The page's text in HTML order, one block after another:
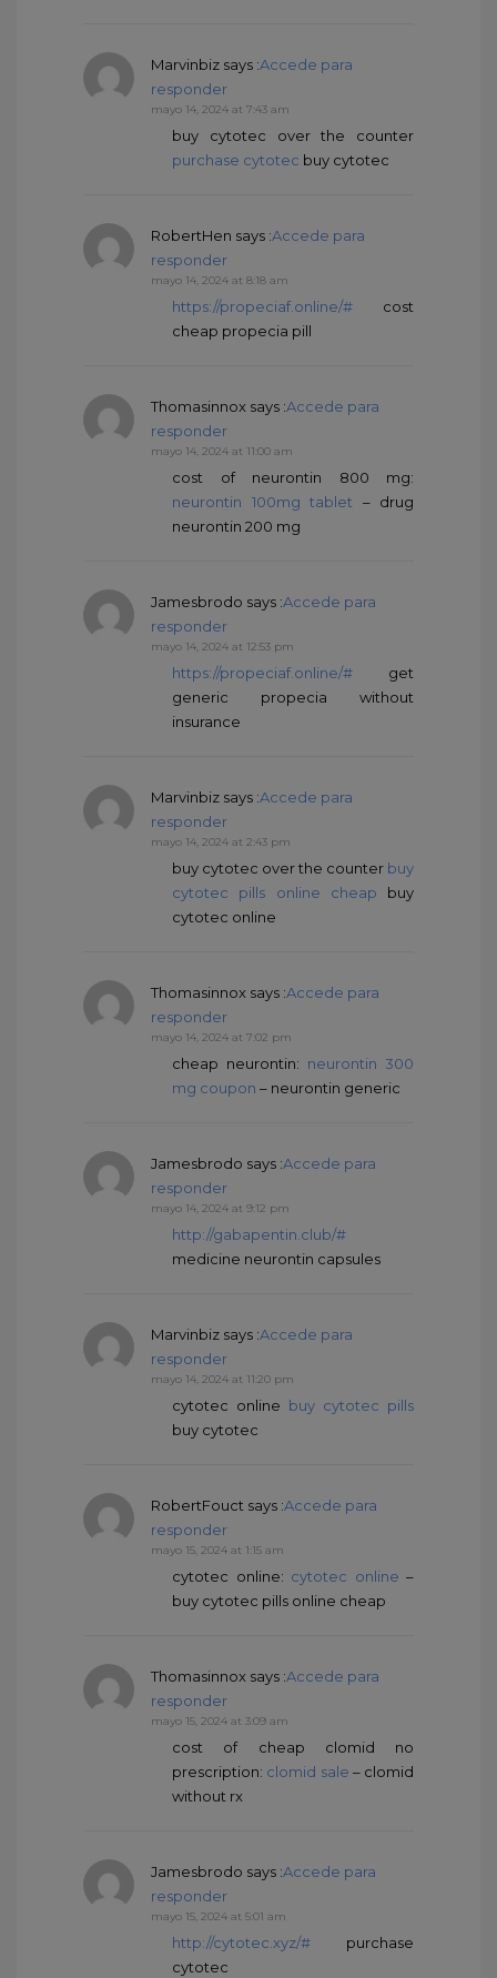
Marvinbiz says :Accede para
responder
mayo 14, 2024 at 7:43 am
buy cytotec over the counter
purchase cytotec buy cytotec
RobertHen says :Accede para
responder
mayo 14, 2024 at 8:18 am
https://propeciaf.online/# cost
cheap propecia pill
Thomasinnox says :Accede para
responder
mayo 14, 2024 at 11:00 am
cost of neurontin 800 mg:
neurontin 100mg tablet – drug
neurontin 200 mg
Jamesbrodo says :Accede para
responder
mayo 14, 2024 at 12:53 pm
https://propeciaf.online/# get
generic propecia without
insurance
Marvinbiz says :Accede para
responder
mayo 14, 2024 at 2:43 pm
buy cytotec over the counter buy
cytotec pills online cheap buy
cytotec online
Thomasinnox says :Accede para
responder
mayo 14, 2024 at 7:02 pm
cheap neurontin: neurontin 300
mg coupon – neurontin generic
Jamesbrodo says :Accede para
responder
mayo 14, 2024 at 9:12 pm
http://gabapentin.club/#
medicine neurontin capsules
Marvinbiz says :Accede para
responder
mayo 14, 2024 at 11:20 pm
cytotec online buy cytotec pills
buy cytotec
RobertFouct says :Accede para
responder
mayo 15, 2024 at 1:15 am
cytotec online: cytotec online –
buy cytotec pills online cheap
Thomasinnox says :Accede para
responder
mayo 15, 2024 at 3:09 am
cost of cheap clomid no
prescription: clomid sale – clomid
without rx
Jamesbrodo says :Accede para
responder
mayo 15, 2024 at 5:01 am
http://cytotec.xyz/# purchase
cytotec